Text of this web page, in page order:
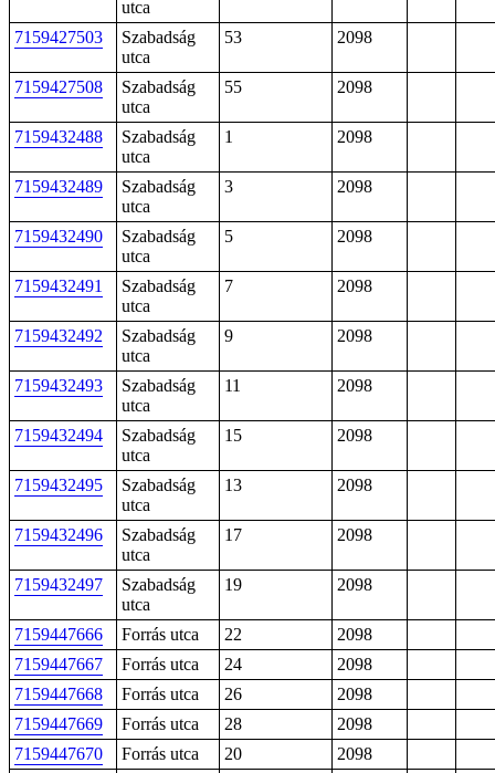
utca
7159427503
Szabadság
utca
53 2098
7159427508
Szabadság
utca
55 2098
7159432488
Szabadság
utca
1 2098
7159432489
Szabadság
utca
3 2098
7159432490
Szabadság
utca
5 2098
7159432491
Szabadság
utca
7 2098
7159432492
Szabadság
utca
9 2098
7159432493
Szabadság
utca
11 2098
7159432494
Szabadság
utca
15 2098
7159432495
Szabadság
utca
13 2098
7159432496
Szabadság
utca
17 2098
7159432497
Szabadság
utca
19 2098
7159447666 Forrás utca 22
2098
7159447667
Forrás utca 24
2098
7159447668
Forrás utca 26
2098
7159447669
Forrás utca 28
2098
7159447670
Forrás utca 20
2098